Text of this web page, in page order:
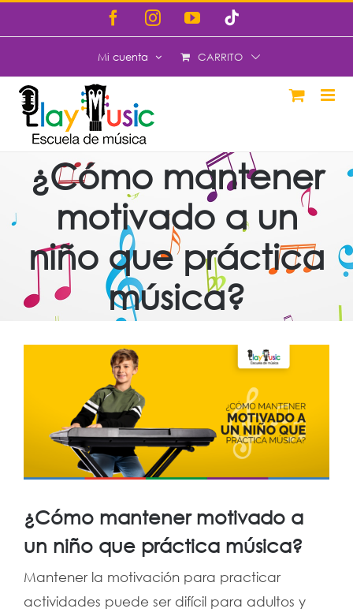
al
FacebookInstagramYouTube
Mi cuenta CARRITO
¿Cómo mantener
motivado a un
niño que práctica
música?
grande
¿Cómo mantener motivado a
un niño que práctica música?
Mantener la motivación para practicar
actividades puede ser difícil para adultos y